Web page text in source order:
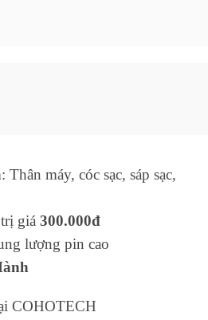
máy, cóc sạc, sáp sạc,
giá 300.000đ
lượng pin cao
COHOTECH